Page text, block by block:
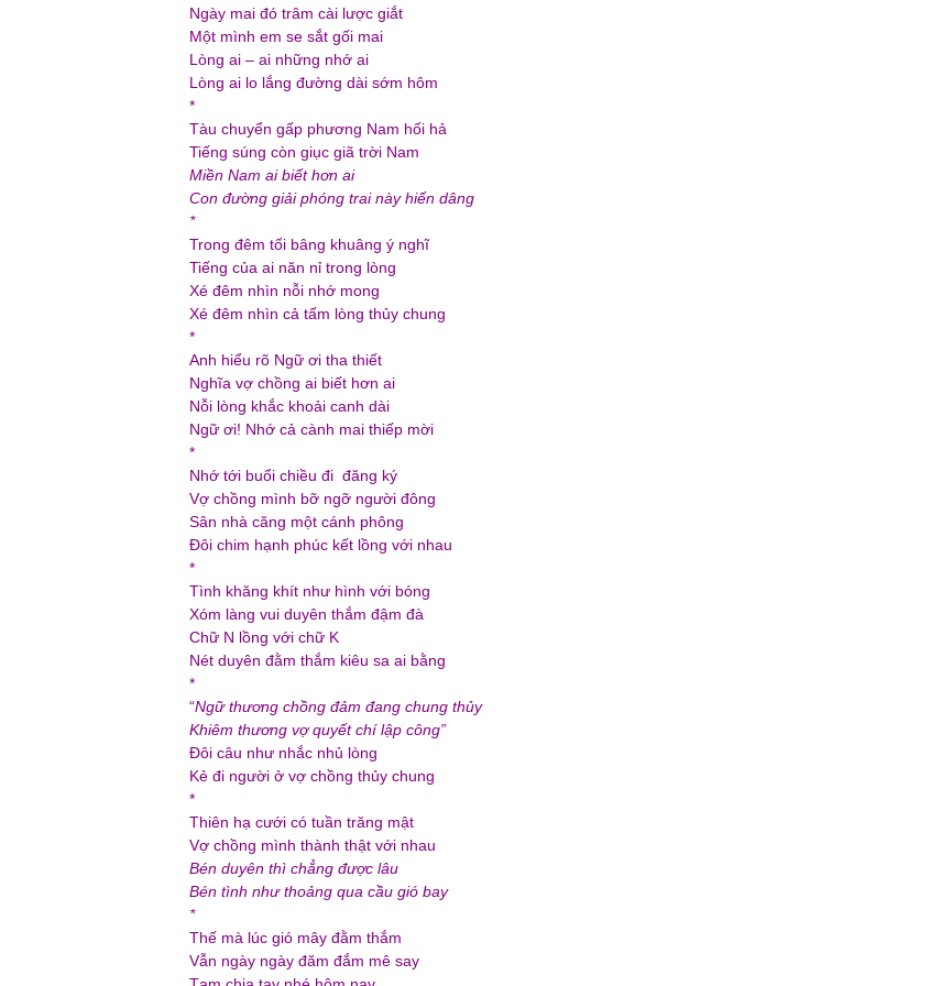
Ngày mai đó trâm cài lược giắt
Một mình em se sắt gối mai
Lòng ai – ai những nhớ ai
Lòng ai lo lắng đường dài sớm hôm
*
Tàu chuyển gấp phương Nam hối hả
Tiếng súng còn giục giã trời Nam
Miền Nam ai biết hơn ai
Con đường giải phóng trai này hiến dâng
*
Trong đêm tối bâng khuâng ý nghĩ
Tiếng của ai năn nỉ trong lòng
Xé đêm nhìn nỗi nhớ mong
Xé đêm nhìn cả tấm lòng thủy chung
*
Anh hiểu rõ Ngữ ơi tha thiết
Nghĩa vợ chồng ai biết hơn ai
Nỗi lòng khắc khoải canh dài
Ngữ ơi! Nhớ cả cành mai thiếp mời
*
Nhớ tới buổi chiều đi đăng ký
Vợ chồng mình bỡ ngỡ người đông
Sân nhà căng một cánh phông
Đôi chim hạnh phúc kết lồng với nhau
*
Tình khăng khít như hình với bóng
Xóm làng vui duyên thắm đậm đà
Chữ N lồng với chữ K
Nét duyên đằm thắm kiêu sa ai bằng
*
“Ngữ thương chồng đảm đang chung thủy
Khiêm thương vợ quyết chí lập công”
Đôi câu như nhắc nhủ lòng
Kẻ đi người ở vợ chồng thủy chung
*
Thiên hạ cưới có tuần trăng mật
Vợ chồng mình thành thật với nhau
Bén duyên thì chẳng được lâu
Bén tình như thoảng qua cầu gió bay
*
Thế mà lúc gió mây đằm thắm
Vẫn ngày ngày đăm đắm mê say